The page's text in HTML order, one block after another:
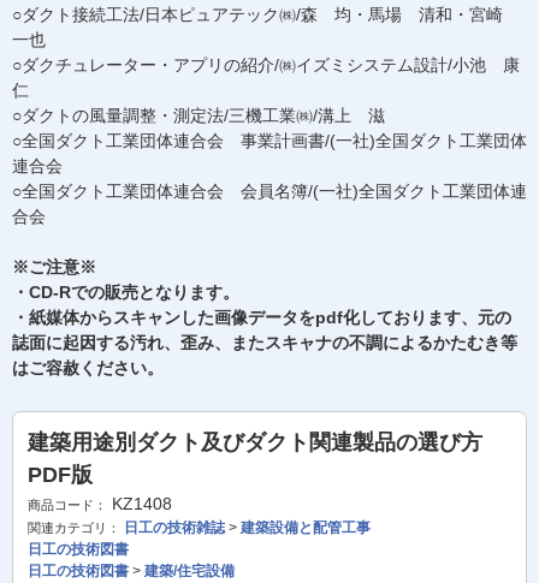
○ダクト接続工法/日本ピュアテック㈱/森 均・馬場 清和・宮崎
一也
○ダクチュレーター・アプリの紹介/㈱イズミシステム設計/小池 康
仁
○ダクトの風量調整・測定法/三機工業㈱/溝上 滋
○全国ダクト工業団体連合会 事業計画書/(一社)全国ダクト工業団体
連合会
○全国ダクト工業団体連合会 会員名簿/(一社)全国ダクト工業団体連
合会
※ご注意※
・CD-Rでの販売となります。
・紙媒体からスキャンした画像データをpdf化しております、元の
誌面に起因する汚れ、歪み、またスキャナの不調によるかたむき等
はご容赦ください。
建築用途別ダクト及びダクト関連製品の選び方
PDF版
商品コード： KZ1408
関連カテゴリ： 日工の技術雑誌> 建築設備と配管工事
日工の技術図書
日工の技術図書 > 建築/住宅設備